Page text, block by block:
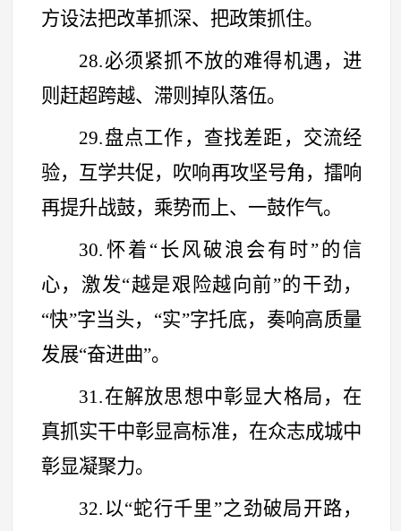
方设法把改革抓深、把政策抓住。
28.必须紧抓不放的难得机遇，进
则赶超跨越、滞则掉队落伍。
29.盘点工作，查找差距，交流经
验，互学共促，吹响再攻坚号角，擂响
再提升战鼓，乘势而上、一鼓作气。
30.怀着 “长风破浪会有时”的信
心，激发“越是艰险越向前”的干劲，
“快”字当头， “实”字托底，奏响高质量
发展“奋进曲”。
31.在解放思想中彰显大格局，在
真抓实干中彰显高标准，在众志成城中
彰显凝聚力。
32.以“蛇行千里”之劲破局开路，